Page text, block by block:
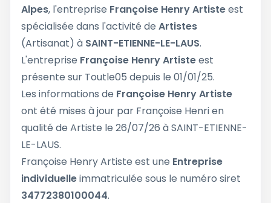
Alpes, l'entreprise Françoise Henry Artisteest
spécialisée dans l'activité de Artistes
(Artisanat) à SAINT-ETIENNE-LE-LAUS.
L'entreprise Françoise Henry Artisteest
présente sur Toutle05 depuis le 01/01/25.
Les informations de Françoise Henry Artiste
ont été mises à jour par Françoise Henri en
qualité de Artiste le 26/07/26 à SAINT-ETIENNE-
LE-LAUS.
Françoise Henry Artiste est une Entreprise
individuelleimmatriculée sous le numéro siret
34772380100044.